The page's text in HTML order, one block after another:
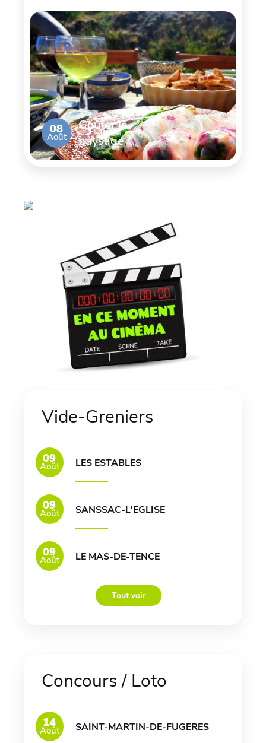
08
Août
Goûter le
paysage
Vide-Greniers
09
Août LES ESTABLES
09
Août SANSSAC-L'EGLISE
09
Août LE MAS-DE-TENCE
Tout voir
Concours / Loto
14
Août SAINT-MARTIN-DE-FUGERES